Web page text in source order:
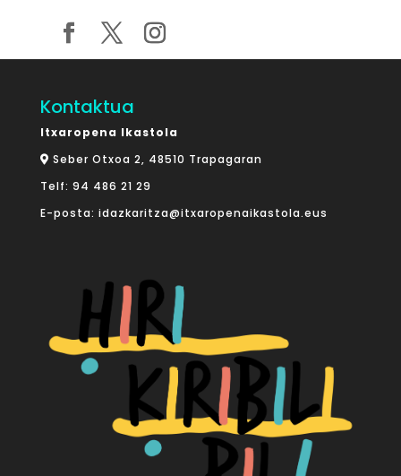
Kontaktua
Itxaropena Ikastola
Seber Otxoa 2, 48510 Trapagaran
Telf: 94 486 21 29
E-posta: idazkaritza@itxaropenaikastola.eus